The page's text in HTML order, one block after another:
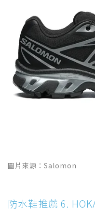
圖片來源：Salomon
防水鞋推薦 6.